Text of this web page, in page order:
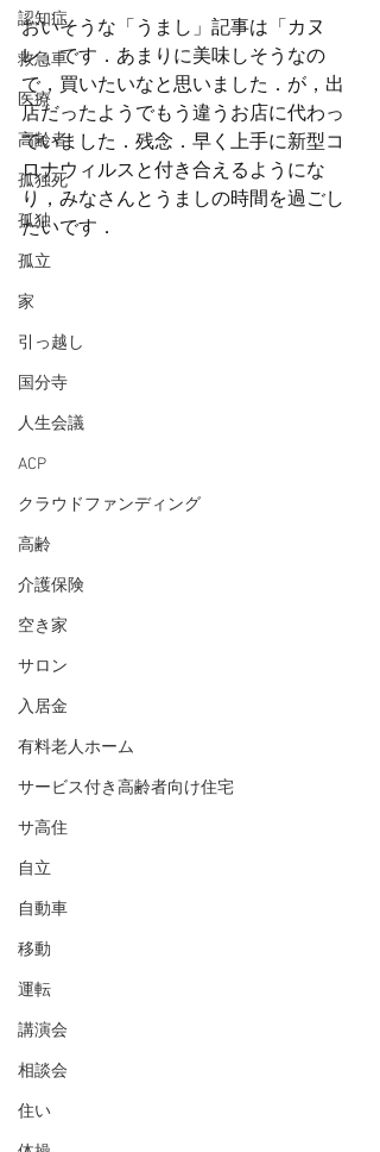
認知症
救急車
医療
高齢者
孤独死
孤独
孤立
家
引っ越し
国分寺
人生会議
ACP
クラウドファンディング
高齢
介護保険
空き家
サロン
入居金
有料老人ホーム
サービス付き高齢者向け住宅
サ高住
自立
自動車
移動
運転
講演会
相談会
住い
おいそうな「うまし」記事は「カヌ
レ」です．あまりに美味しそうなの
で，買いたいなと思いました．が，出
店だったようでもう違うお店に代わっ
ていました．残念．早く上手に新型コ
ロナウィルスと付き合えるようにな
り，みなさんとうましの時間を過ごし
たいです．